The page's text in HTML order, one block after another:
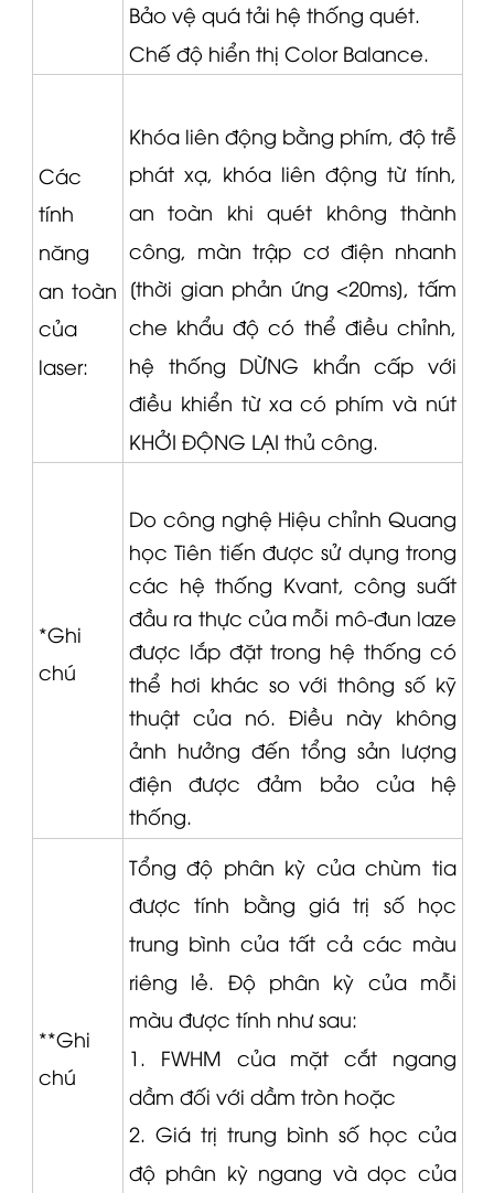
Bảo vệ quá tải hệ thống quét.
Chế độ hiển thị Color Balance.
Các
tính
năng
an toàn
của
laser:
Khóa liên động bằng phím, độ trễ
phát xạ, khóa liên động từ tính,
an toàn khi quét không thành
công, màn trập cơ điện nhanh
[thời gian phản ứng <20ms], tấm
che khẩu độ có thể điều chỉnh,
hệ thống DỪNG khẩn cấp với
điều khiển từ xa có phím và nút
KHỞI ĐỘNG LẠI thủ công.
*Ghi
chú
Do công nghệ Hiệu chỉnh Quang
học Tiên tiến được sử dụng trong
các hệ thống Kvant, công suất
đầu ra thực của mỗi mô-đun laze
được lắp đặt trong hệ thống có
thể hơi khác so với thông số kỹ
thuật của nó. Điều này không
ảnh hưởng đến tổng sản lượng
điện được đảm bảo của hệ
thống.
**Ghi
chú
Tổng độ phân kỳ của chùm tia
được tính bằng giá trị số học
trung bình của tất cả các màu
riêng lẻ. Độ phân kỳ của mỗi
màu được tính như sau:
1. FWHM của mặt cắt ngang
dầm đối với dầm tròn hoặc
2. Giá trị trung bình số học của
độ phân kỳ ngang và dọc của